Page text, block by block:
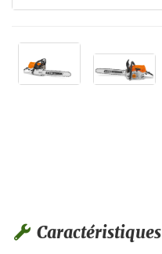
Caractéristiques